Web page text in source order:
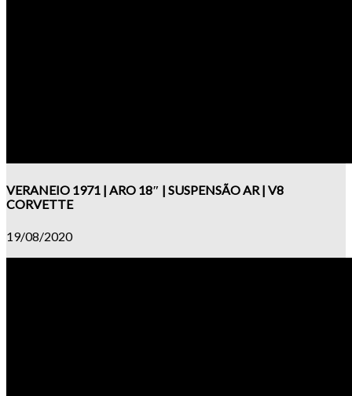
VERANEIO 1971 | ARO 18″ | SUSPENSÃO AR | V8
CORVETTE
19/08/2020